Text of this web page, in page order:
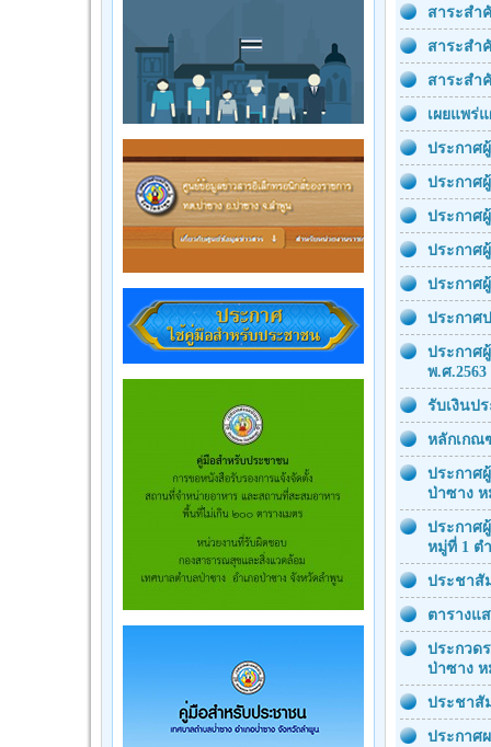
สาระสำ
สาระสำ
สาระสำ
เผยแพร่
ประกาศ
ประกาศ
ประกาศ
ประกาศ
ประกาศ
ประกาศ
ประกาศ
พ.ศ
รับเงินป
หลักเกณ
ประกาศ
ป่าซาง
ประกาศ
หมู่ที่ 1 ต
ประชาสั
ตารางแ
ประกวด
ป่าซาง
ประชาสั
ประกาศ